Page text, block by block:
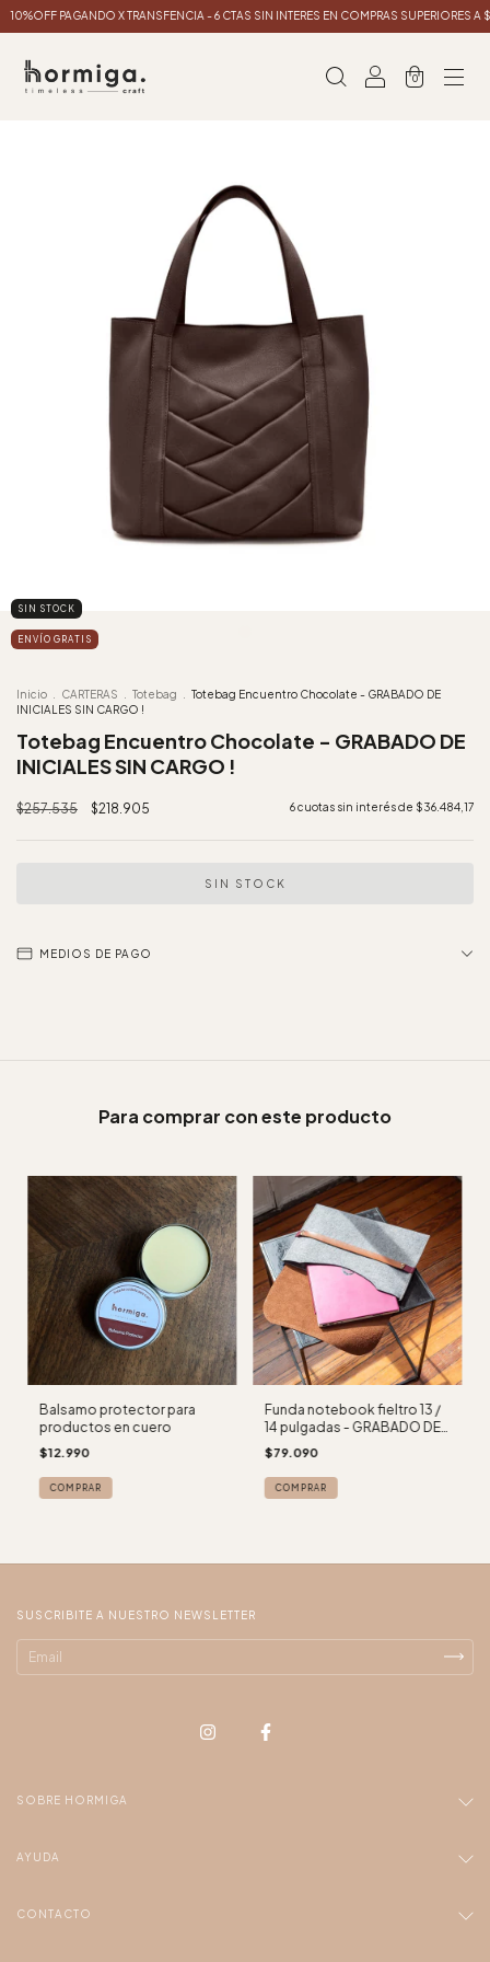
PAGANDO X TRANSFENCIA - 6 CTAS SIN INTERES EN COMPRAS SUPERIORES A
0
SIN STOCK
ENVÍO GRATIS
Inicio CARTERAS Totebag
Totebag Encuentro Chocolate - GRABADO DE
INICIALES SIN CARGO !
Totebag Encuentro Chocolate - GRABADO DE
INICIALES SIN CARGO !
$257.535 $218.905 6cuotas sin interés de $36.484,17
MEDIOS DE PAGO
Para comprar con este producto
Balsamo protector para
productos en cuero
$12.990
Funda notebook fieltro 13 /
14 pulgadas - GRABADO DE
INICIALES SIN CARGO
$79.090
COMPRAR
SUSCRIBITE A NUESTRO NEWSLETTER
SOBRE HORMIGA
AYUDA
CONTACTO